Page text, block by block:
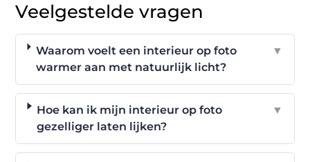
Veelgestelde vragen
Waarom voelt een interieur op foto
warmer aan met natuurlijk licht?
▼
Hoe kan ik mijn interieur op foto
gezelliger laten lijken?
▼